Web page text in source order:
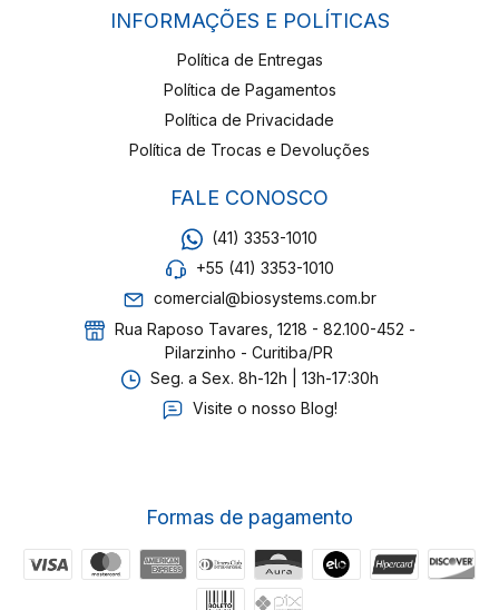
INFORMAÇÕES E POLÍTICAS
Política de Entregas
Política de Pagamentos
Política de Privacidade
Política de Trocas e Devoluções
FALE CONOSCO
(41) 3353-1010
+55 (41) 3353-1010
comercial@biosystems.com.br
Rua Raposo Tavares, 1218 - 82.100-452 -
Pilarzinho - Curitiba/PR
Seg. a Sex. 8h-12h | 13h-17:30h
Visite o nosso Blog!
Formas de pagamento